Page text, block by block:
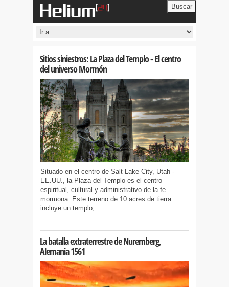
Buscar
Sitios siniestros: La Plaza del Templo - El centro
del universo Mormón
Situado en el centro de Salt Lake City, Utah -
EE.UU., la Plaza del Templo es el centro
espiritual, cultural y administrativo de la fe
mormona. Este terreno de 10 acres de tierra
incluye un templo,...
La batalla extraterrestre de Nuremberg,
Alemania 1561